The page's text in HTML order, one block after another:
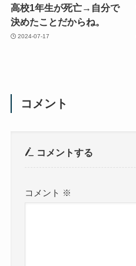
高校1年生が死亡→自分で
決めたことだからね。
2024-07-17
コメント
コメントする
コメント ※